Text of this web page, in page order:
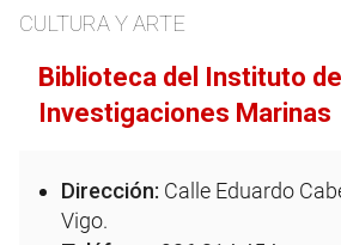
CULTURA Y ARTE
Biblioteca del Instituto de
Investigaciones Marinas
Dirección: Calle Eduardo
Vigo.